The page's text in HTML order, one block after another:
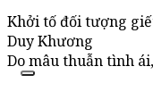
Khởi tố đối tượng
Duy Khương
Do mâu thuẫn tình